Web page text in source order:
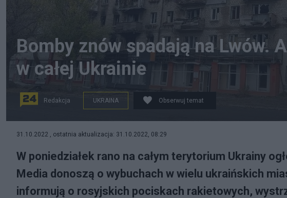
regionach tego kraju. (fot. Twitter)
Bomby znów spadają na Lwów.
w całej Ukrainie
Redakcja UKRAINA Obserwuj temat
31.10.2022 , ostatnia aktualizacja: 31.10.2022, 08:29
W poniedziałek rano na całym terytorium Ukrainy
Media donoszą o wybuchach w wielu ukraińskich
informują o rosyjskich pociskach rakietowych,